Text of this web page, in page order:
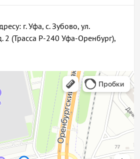
г. Уфа, с. Зубово, ул.
2 (Трасса Р-240 Уфа-Оренбург),